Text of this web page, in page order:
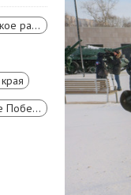
Социально-экономическое развитие Красноярского края
Вечные герои: 80-летие Победы в Великой Отечественной войне